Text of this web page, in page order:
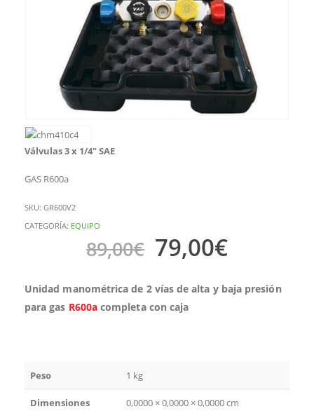
Válvulas 3 x 1/4″ SAE
GAS R600a
SKU: GR600V2
CATEGORÍA: EQUIPO
89,00€ 79,00€
Unidad manométrica de 2 vías de alta y baja presión
para gas R600acompleta con caja
Peso 1 kg
Dimensiones 0,0000 × 0,0000 × 0,0000 cm